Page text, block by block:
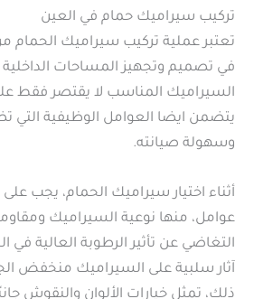
تركيب سيراميك حمام في العين
تعتبر عملية تركيب سيراميك الحمام
في تصميم وتجهيز المساحات الداخلية
السيراميك المناسب لا يقتصر فقط
يتضمن ايضا العوامل الوظيفية التي
وسهولة صيانته.
أثناء اختيار سيراميك الحمام، يجب
عوامل، منها نوعية السيراميك
التغاضي عن تأثير الرطوبة العالية في
آثار سلبية على السيراميك منخفض
ذلك، تمثل خيارات الألوان والنقوش